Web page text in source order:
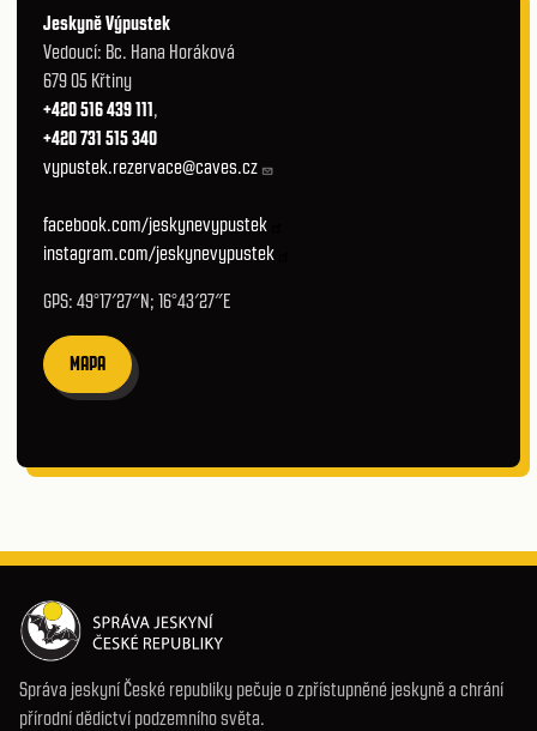
Jeskyně Výpustek
Vedoucí: Bc. Hana Horáková
679 05 Křtiny
+420 516 439 111,
+420 731 515 340
vypustek.rezervace@caves.cz
facebook.com/jeskynevypustek
instagram.com/jeskynevypustek
GPS: 49°17′27″N; 16°43′27″E
MAPA
Správa jeskyní České republiky pečuje o zpřístupněné jeskyně a chrání
přírodní dědictví podzemního světa.